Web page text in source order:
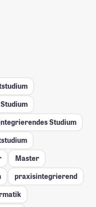
Studium
Master
praxisintegrierend